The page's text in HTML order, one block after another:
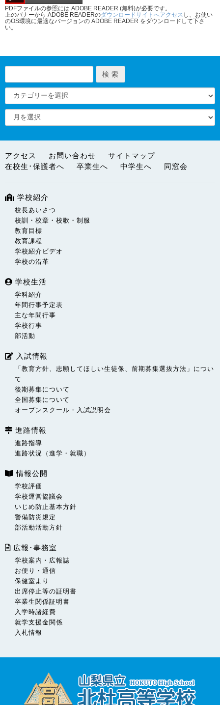
PDFファイルの参照には ADOBE READER (無料)が必要です。
上のバナーから ADOBE READERのダウンロードサイトへアクセス し、お使い
のOS環境に最適なバージョンの ADOBE READER をダウンロードして下さ
い。
アクセス お問い合わせ
サイトマップ
在校生･保護者へ
卒業生へ 中学生へ 同窓会
学校紹介
校長あいさつ
校訓・校章・校歌・制服
教育目標
教育課程
学校紹介ビデオ
学校の沿革
学校生活
学科紹介
年間行事予定表
主な年間行事
学校行事
部活動
入試情報
「教育方針、志願してほしい生徒像、前期募集選抜方法」につい
て
後期募集について
全国募集について
オープンスクール・入試説明会
進路情報
進路指導
進路状況（進学・就職）
情報公開
学校評価
学校運営協議会
いじめ防止基本方針
警備防災規定
部活動活動方針
広報･事務室
学校案内・広報誌
お便り・通信
保健室より
出席停止等の証明書
卒業生関係証明書
入学時諸経費
就学支援金関係
入札情報